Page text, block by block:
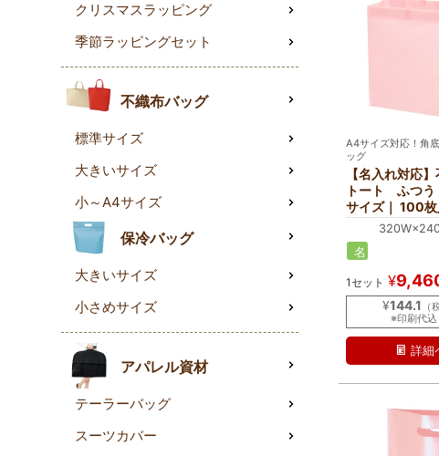
クリスマスラッピング
季節ラッピングセット
不織布バッグ
標準サイズ
大きいサイズ
小～A4サイズ
保冷バッグ
大きいサイズ
小さめサイズ
アパレル資材
テーラーバッグ
スーツカバー
A4サイズ対応！角
ッグ
【名入れ対応
トート ふつ
サイズ｜ 100枚
名
れ
1セット ¥
¥144.1 （
※印刷代
詳細